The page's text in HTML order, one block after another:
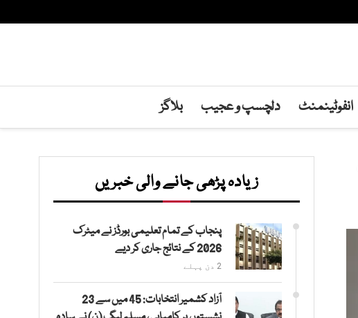
انفوٹینمنٹ دلچسپ و عجیب بلاگز
زیادہ پڑھی جانے والی خبریں
پنجاب کے تمام تعلیمی بورڈز نے میٹرک
2026 کے نتائج جاری کر دیے
2 دن پہلے
آزاد کشمیر انتخابات: 45 میں سے 23